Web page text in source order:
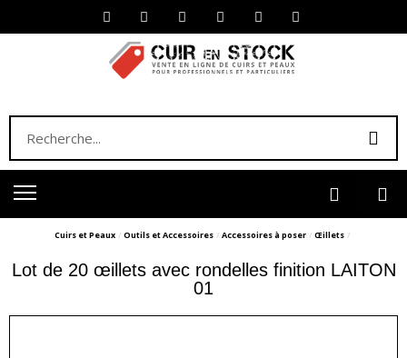
Cuirs et Peaux Outils et Accessoires Accessoires à poser Œillets
Lot de 20 œillets avec rondelles finition LAITON
01